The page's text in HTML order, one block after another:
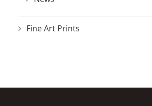
Fine Art Prints